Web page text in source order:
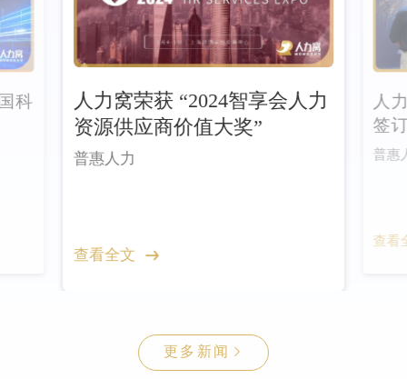
科
人力窝荣获 “2024智享会人力
资源供应商价值大奖”
普惠人力
查看全文
人
签
普惠
查看
更多新闻